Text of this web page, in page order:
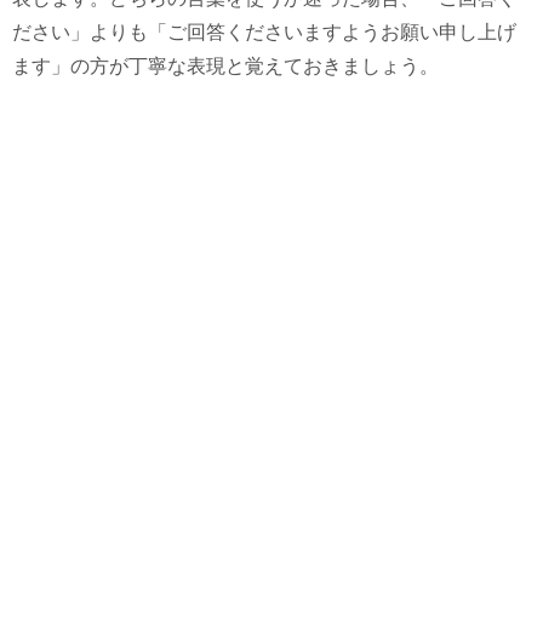
ださい」よりも「ご回答くださいますようお願い申し上げ
ます」の方が丁寧な表現と覚えておきましょう。